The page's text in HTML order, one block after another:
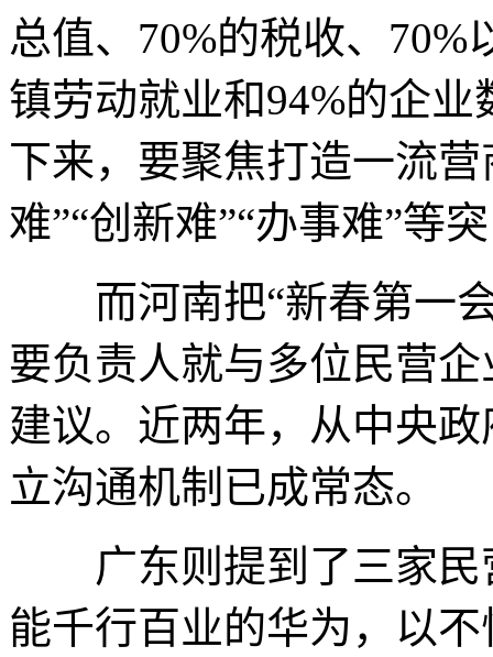
总值、70%的税收、
镇劳动就业和94%的企
下来，要聚焦打造一流
难”“创新难”“办事难”等
而河南把“新春第一会
要负责人就与多位民营
建议。近两年，从中央
立沟通机制已成常态。
广东则提到了三家民
能千行百业的华为，以